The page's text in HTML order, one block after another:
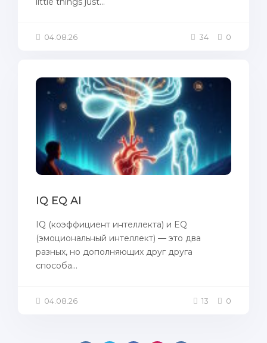
04.08.26 34 0
IQ EQ AI
IQ (коэффициент интеллекта) и EQ
(эмоциональный интеллект) — это два
разных, но дополняющих друг друга
способа...
04.08.26 13 0